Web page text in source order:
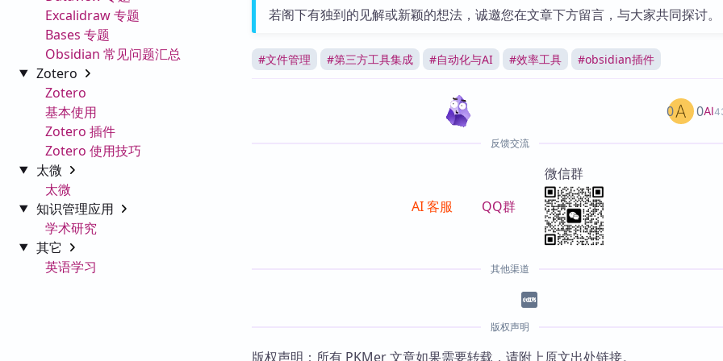
Excalidraw 专题
Bases 专题
Obsidian 常见问题汇总
Zotero
Zotero
基本使用
Zotero 插件
Zotero 使用技巧
太微
太微
知识管理应用
学术研究
其它
英语学习
若阁下有独到的见解或新颖的想法，诚邀您在文章下方留言，与大家共同探讨。
#文件管理 #第三方工具集成 #自动化与AI #效率工具 #obsidian插件
AI
0 0
反馈交流
AI 客服 QQ群
微信群
其他渠道
版权声明
版权声明：所有 PKMer 文章如果需要转载，请附上原文出处链接。